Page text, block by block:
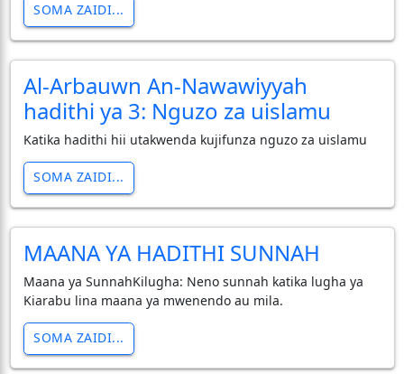
SOMA ZAIDI...
Al-Arbauwn An-Nawawiyyah
hadithi ya 3: Nguzo za uislamu
Katika hadithi hii utakwenda kujifunza nguzo za uislamu
SOMA ZAIDI...
MAANA YA HADITHI SUNNAH
Maana ya SunnahKilugha: Neno sunnah katika lugha ya
Kiarabu lina maana ya mwenendo au mila.
SOMA ZAIDI...